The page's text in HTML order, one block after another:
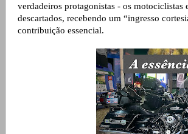
verdadeiros protagonistas - os motociclistas
descartados, recebendo um “ingresso
contribuição essencial.